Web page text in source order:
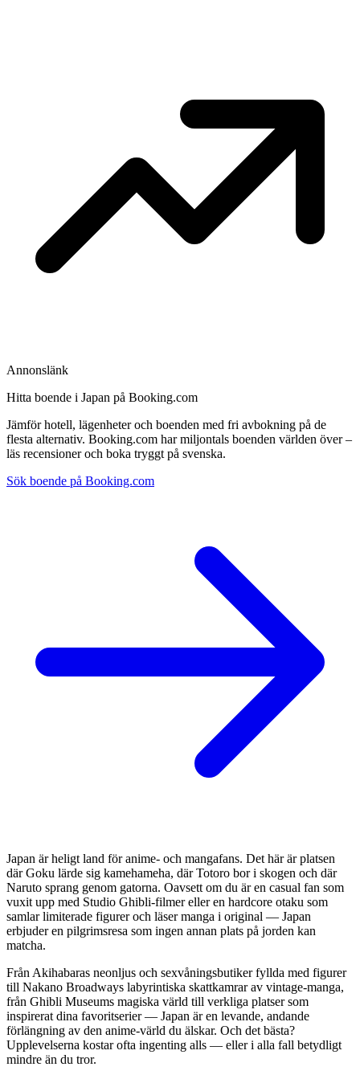
Annonslänk
Hitta boende i Japan på Booking.com
Jämför hotell, lägenheter och boenden med fri avbokning på de
flesta alternativ. Booking.com har miljontals boenden världen över –
läs recensioner och boka tryggt på svenska.
Sök boende på Booking.com
Japan är heligt land för anime- och mangafans. Det här är platsen
där Goku lärde sig kamehameha, där Totoro bor i skogen och där
Naruto sprang genom gatorna. Oavsett om du är en casual fan som
vuxit upp med Studio Ghibli-filmer eller en hardcore otaku som
samlar limiterade figurer och läser manga i original — Japan
erbjuder en pilgrimsresa som ingen annan plats på jorden kan
matcha.
Från Akihabaras neonljus och sexvåningsbutiker fyllda med figurer
till Nakano Broadways labyrintiska skattkamrar av vintage-manga,
från Ghibli Museums magiska värld till verkliga platser som
inspirerat dina favoritserier — Japan är en levande, andande
förlängning av den anime-värld du älskar. Och det bästa?
Upplevelserna kostar ofta ingenting alls — eller i alla fall betydligt
mindre än du tror.